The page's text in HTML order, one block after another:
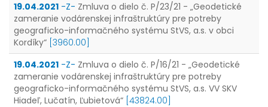
19.04.2021 -Z- Zmluva o dielo č. P/23/21 - „Geodetické
zameranie vodárenskej infraštruktúry pre potreby
geograficko-informačného systému StVS, a.s. v obci
Kordíky“ [3960.00]
19.04.2021 -Z- Zmluva o dielo č. P/16/21 - „Geodetické
zameranie vodárenskej infraštruktúry pre potreby
geograficko-informačného systému StVS, a.s. VV SKV
Hiadeľ, Lučatín, Ľubietová“ [43824.00]